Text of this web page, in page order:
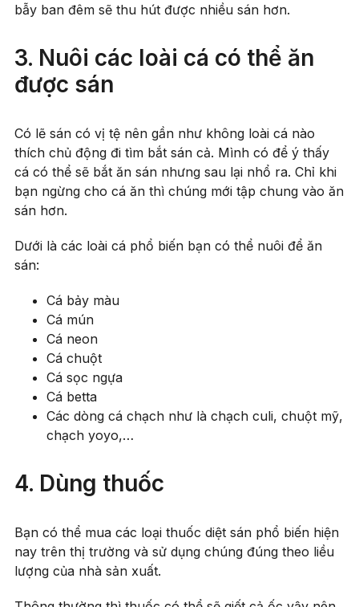
bẫy ban đêm sẽ thu hút được nhiều sán hơn.
3. Nuôi các loài cá có thể ăn
được sán
Có lẽ sán có vị tệ nên gần như không loài cá nào
thích chủ động đi tìm bắt sán cả. Mình có để ý thấy
cá có thể sẽ bắt ăn sán nhưng sau lại nhổ ra. Chỉ khi
bạn ngừng cho cá ăn thì chúng mới tập chung vào ăn
sán hơn.
Dưới là các loài cá phổ biến bạn có thể nuôi để ăn
sán:
Cá bảy màu
Cá mún
Cá neon
Cá chuột
Cá sọc ngựa
Cá betta
Các dòng cá chạch như là chạch culi, chuột mỹ,
chạch yoyo,…
4. Dùng thuốc
Bạn có thể mua các loại thuốc diệt sán phổ biến hiện
nay trên thị trường và sử dụng chúng đúng theo liều
lượng của nhà sản xuất.